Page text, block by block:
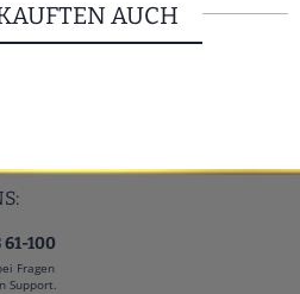
AUCH
100
Fragen
Support.